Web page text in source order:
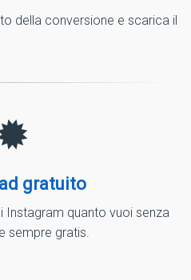
della conversione e scarica il
gratuito
Instagram quanto vuoi senza
sempre gratis.